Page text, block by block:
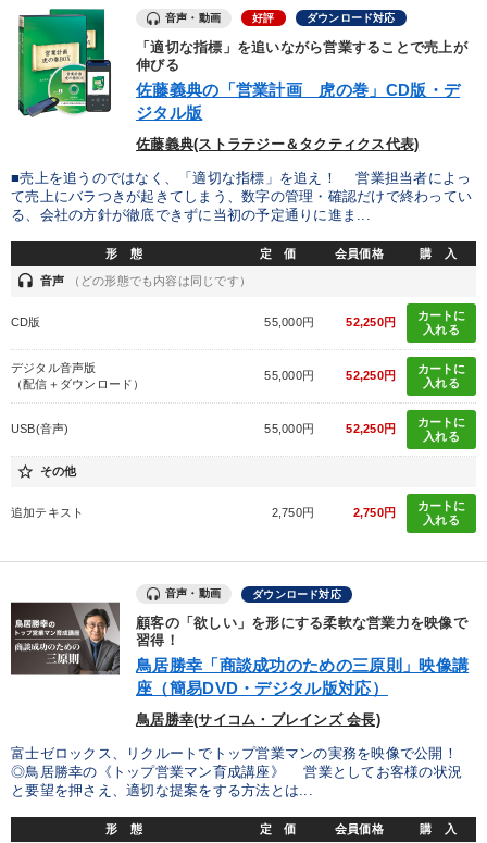
音声・動画 好評 ダウンロード対応
「適切な指標」を追いながら営業することで売上が
伸びる
佐藤義典の「営業計画 虎の巻」CD版・デ
ジタル版
佐藤義典(ストラテジー＆タクティクス代表)
■売上を追うのではなく、「適切な指標」を追え！ 営業担当者によっ
て売上にバラつきが起きてしまう、数字の管理・確認だけで終わってい
る、会社の方針が徹底できずに当初の予定通りに進ま...
形 態 定 価 会員価格 購 入
headset 音声 （どの形態でも内容は同じです）
CD版 55,000円 52,250円
カートに
入れる
デジタル音声版
（配信＋ダウンロード）
55,000円 52,250円
カートに
入れる
USB(音声) 55,000円 52,250円
カートに
入れる
star_border その他
追加テキスト 2,750円 2,750円
カートに
入れる
音声・動画 ダウンロード対応
顧客の「欲しい」を形にする柔軟な営業力を映像で
習得！
鳥居勝幸「商談成功のための三原則」映像講
座（簡易DVD・デジタル版対応）
鳥居勝幸(サイコム・ブレインズ 会長)
富士ゼロックス、リクルートでトップ営業マンの実務を映像で公開！
◎鳥居勝幸の《トップ営業マン育成講座》 営業としてお客様の状況
と要望を押さえ、適切な提案をする方法とは...
形 態 定 価 会員価格 購 入